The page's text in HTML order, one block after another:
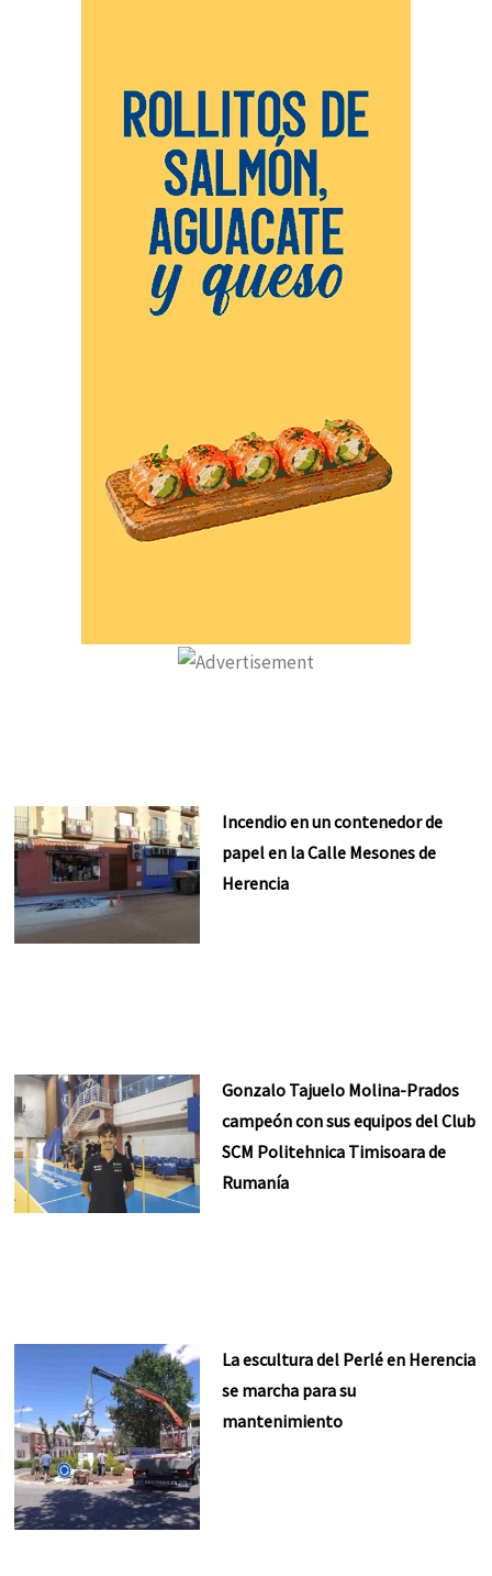
Incendio en un contenedor de
papel en la Calle Mesones de
Herencia
Gonzalo Tajuelo Molina-Prados
campeón con sus equipos del Club
SCM Politehnica Timisoara de
Rumanía
La escultura del Perlé en Herencia
se marcha para su
mantenimiento